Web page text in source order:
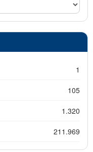
1
105
1.320
211.969